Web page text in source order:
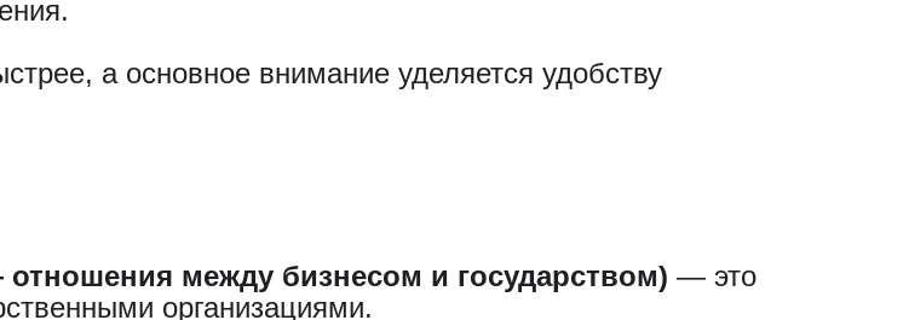
а основное внимание уделяется удобству
между бизнесом и государством) — это
организациями.